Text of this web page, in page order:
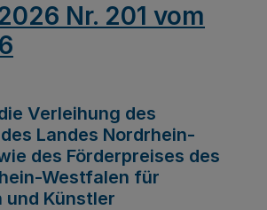
Nr. 201 vom
Verleihung des
Landes Nordrhein-
des Förderpreises des
Westfalen für
und Künstler